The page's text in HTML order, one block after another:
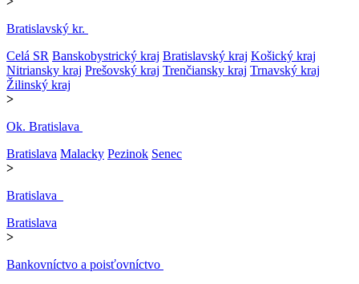
Bratislavský kr.
Celá SR Banskobystrický kraj Bratislavský kraj Košický kraj
Nitriansky kraj Prešovský kraj Trenčiansky kraj Trnavský kraj
Žilinský kraj
>
Ok. Bratislava
Bratislava Malacky Pezinok Senec
>
Bratislava
Bratislava
>
Bankovníctvo a poisťovníctvo